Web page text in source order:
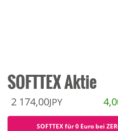
SOFTTEX Aktie
2 174,00JPY
SOFTTEX für 0 Euro bei